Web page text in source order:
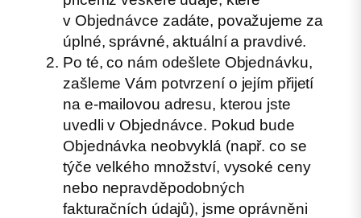
v Objednávce zadáte, považujeme za
úplné, správné, aktuální a pravdivé.
Po té, co nám odešlete Objednávku,
zašleme Vám potvrzení o jejím přijetí
na e-mailovou adresu, kterou jste
uvedli v Objednávce. Pokud bude
Objednávka neobvyklá (např. co se
týče velkého množství, vysoké ceny
nebo nepravděpodobných
fakturačních údajů), jsme oprávněni